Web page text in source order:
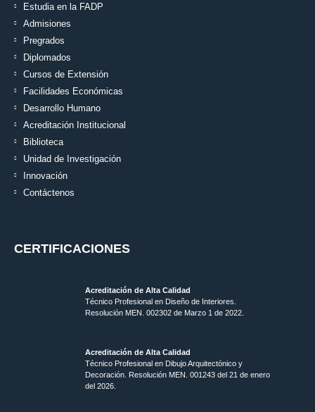
Estudia en la FADP
Admisiones
Pregrados
Diplomados
Cursos de Extensión
Facilidades Económicas
Desarrollo Humano
Acreditación Institucional
Biblioteca
Unidad de Investigación
Innovación
Contáctenos
CERTIFICACIONES
Acreditación de Alta Calidad
Técnico Profesional en Diseño de Interiores.
Resolución MEN. 002302 de Marzo 1 de 2022.
Acreditación de Alta Calidad
Técnico Profesional en Dibujo Arquitectónico y
Decoración. Resolución MEN. 001243 del 21 de enero
del 2026.